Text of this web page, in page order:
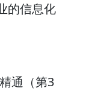
的信息化
通（第3